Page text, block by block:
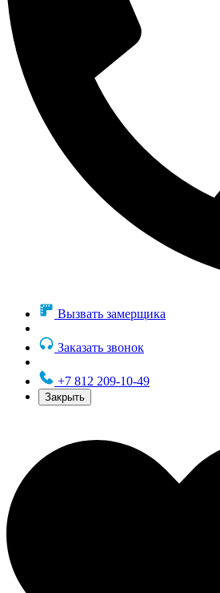
Вызвать замерщика
Заказать звонок
+7 812 209-10-49
Закрыть